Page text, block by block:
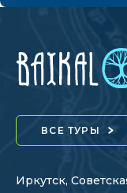
ВСЕ ТУРЫ
Иркутск,